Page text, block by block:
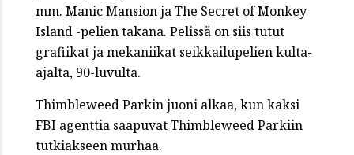
mm. Manic Mansion ja The Secret of Monkey
Island -pelien takana. Pelissä on siis tutut
grafiikat ja mekaniikat seikkailupelien kulta-
ajalta, 90-luvulta.
Thimbleweed Parkin juoni alkaa, kun kaksi
FBI agenttia saapuvat Thimbleweed Parkiin
tutkiakseen murhaa.